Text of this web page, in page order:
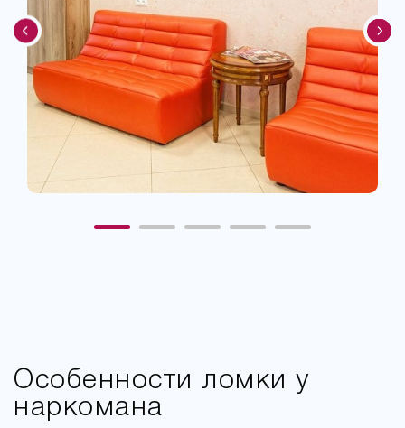
Особенности ломки у
наркомана